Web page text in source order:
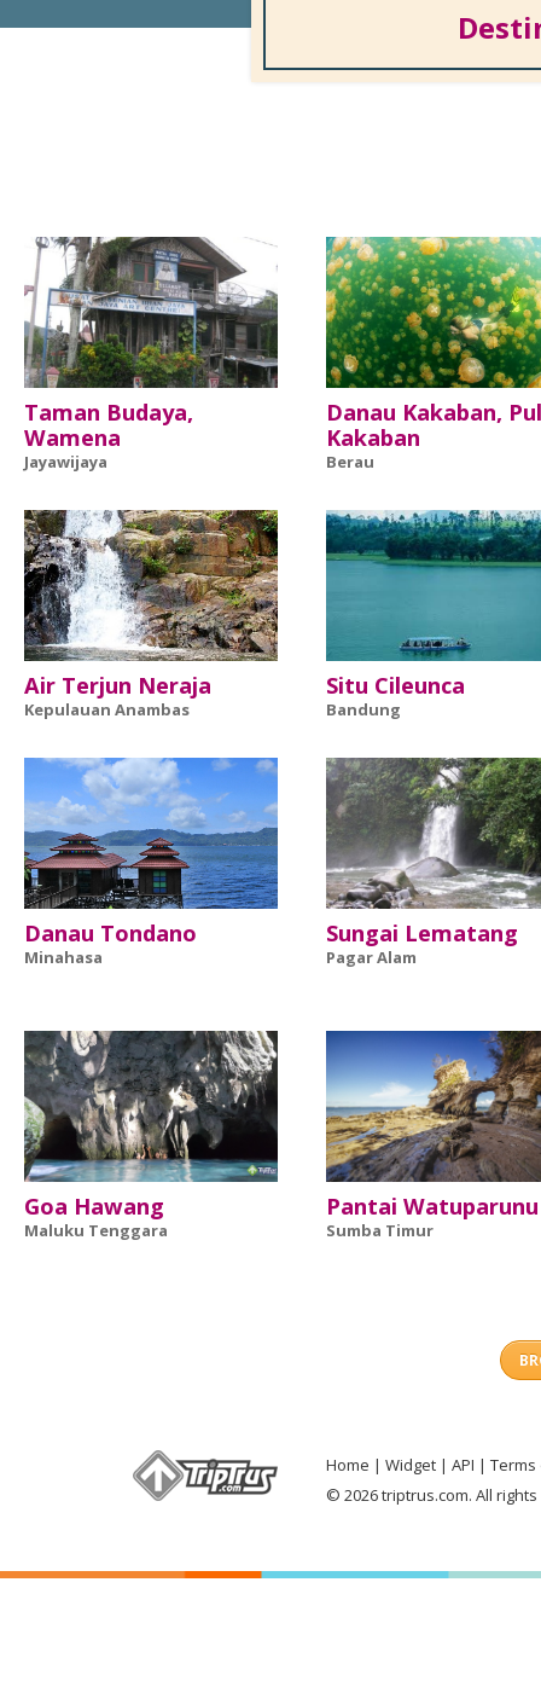
Taman Budaya,
Wamena
Jayawijaya
Danau Kakaban,
Kakaban
Berau
Air Terjun Neraja
Kepulauan Anambas
Situ Cileunca
Bandung
Danau Tondano
Minahasa
Sungai Lematang
Pagar Alam
Goa Hawang
Maluku Tenggara
Pantai Watuparunu
Sumba Timur
Home Widget API
Terms
© 2026 triptrus.com. All